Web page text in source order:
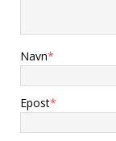
Navn*
Epost*